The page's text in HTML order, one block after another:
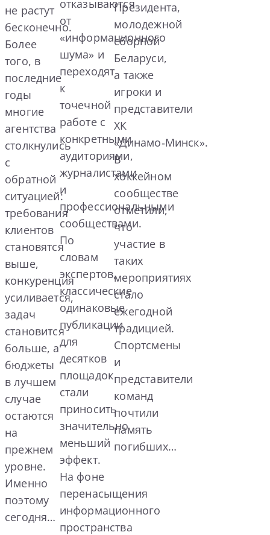
не растут
бесконечно.
Более
того, в
последние
годы
многие
агентства
столкнулись
с
обратной
ситуацией:
требования
клиентов
становятся
выше,
конкуренция
усиливается,
задач
становится
больше, а
бюджеты
в лучшем
случае
остаются
на
прежнем
уровне.
Именно
поэтому
сегодня…
отказываются
от
«информационного
шума» и
переходят
к
точечной
работе с
конкретными
аудиториями,
журналистами
и
профессиональными
сообществами.
По
словам
экспертов,
классические
одинаковые
публикации
для
десятков
площадок
стали
приносить
значительно
меньший
эффект.
На фоне
перенасыщения
информационного
пространства
Президента,
молодежной
сборной
Беларуси,
а также
игроки и
представители
ХК
«Динамо‑Минск».
В
хоккейном
сообществе
отметили,
что
участие в
таких
мероприятиях
стало
ежегодной
традицией.
Спортсмены
и
представители
команд
почтили
память
погибших…